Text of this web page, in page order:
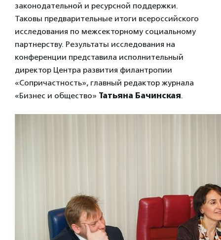
законодательной и ресурсной поддержки.
Таковы предварительные итоги всероссийского
исследования по межсекторному социальному
партнерству. Результаты исследования на
конференции представила исполнительный
директор Центра развития филантропии
«Сопричастность», главный редактор журнала
«Бизнес и общество» Татьяна Бачинская.